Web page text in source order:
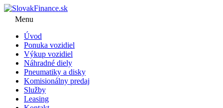
Menu
Úvod
Ponuka vozidiel
Výkup vozidiel
Náhradné diely
Pneumatiky a disky
Komisionálny predaj
Služby
Leasing